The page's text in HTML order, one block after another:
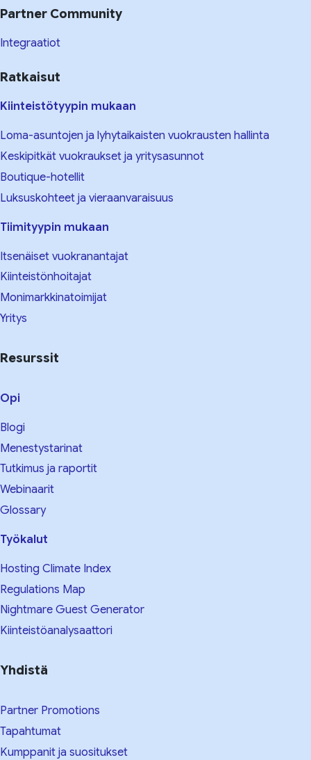
Partner Community
Integraatiot
Ratkaisut
Kiinteistötyypin mukaan
Loma-asuntojen ja lyhytaikaisten vuokrausten hallinta
Keskipitkät vuokraukset ja yritysasunnot
Boutique-hotellit
Luksuskohteet ja vieraanvaraisuus
Tiimityypin mukaan
Itsenäiset vuokranantajat
Kiinteistönhoitajat
Monimarkkinatoimijat
Yritys
Resurssit
Opi
Blogi
Menestystarinat
Tutkimus ja raportit
Webinaarit
Glossary
Työkalut
Hosting Climate Index
Regulations Map
Nightmare Guest Generator
Kiinteistöanalysaattori
Yhdistä
Partner Promotions
Tapahtumat
Kumppanit ja suositukset